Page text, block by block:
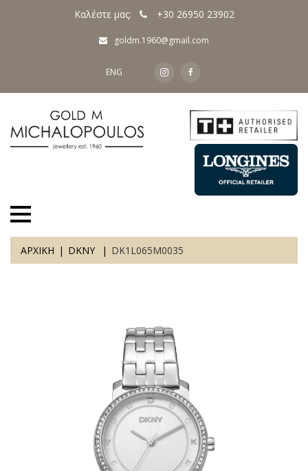
Καλέστε μας: +30 26950 23902
goldm.1960@gmail.com
ENG
ΑΡΧΙΚΗ DKNY DK1L065M0035